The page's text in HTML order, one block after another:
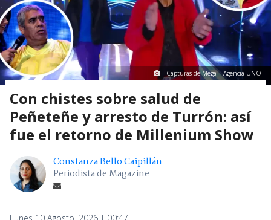
Capturas de Mega | Agencia UNO
Con chistes sobre salud de
Peñeteñe y arresto de Turrón: así
fue el retorno de Millenium Show
Constanza Bello Caipillán
Periodista de Magazine
Lunes 10 Agosto, 2026 | 00:47